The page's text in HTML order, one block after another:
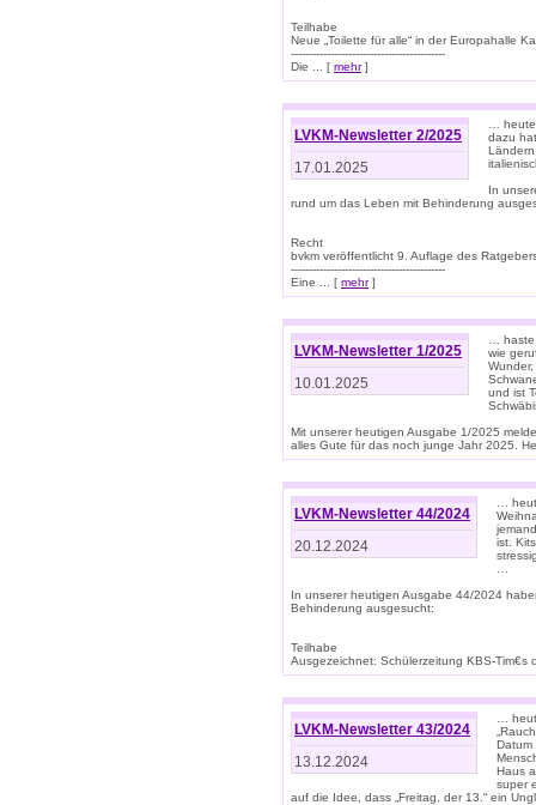
Teilhabe
Neue „Toilette für alle“ in der Europahalle
-------------------------------------------
Die ... [ mehr]
LVKM-Newsletter 2/2025
17.01.2025
…
dazu
In
rund um das Leben mit Behinderung
Recht
bvkm veröffentlicht 9. Auflage des
-------------------------------------------
Eine ... [ mehr]
LVKM-Newsletter 1/2025
10.01.2025
…
wie
und ist
Mit unserer heutigen Ausgabe 1/2025
alles Gute für das noch junge Jahr 2025.
LVKM-Newsletter 44/2024
20.12.2024
…
ist.
In unserer heutigen Ausgabe 44/2024
Behinderung ausgesucht:
Teilhabe
Ausgezeichnet: Schülerzeitung KBS-Tim€s
LVKM-Newsletter 43/2024
13.12.2024
…
Datum
Haus
super
auf die Idee, dass „Freitag, der 13.“ ein